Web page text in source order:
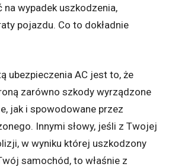
na wypadek uszkodzenia,
pojazdu. Co to dokładnie
ubezpieczenia AC jest to, że
zarówno szkody wyrządzone
jak i spowodowane przez
Innymi słowy, jeśli z Twojej
w wyniku której uszkodzony
samochód, to właśnie z